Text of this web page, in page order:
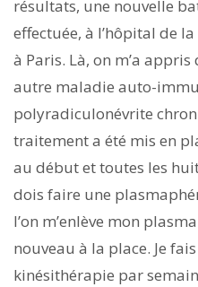
résultats, une nouvelle
effectuée, à l’hôpital de
à Paris. Là, on m’a
autre maladie auto-
polyradiculonévrite
traitement a été mis en
au début et toutes les
dois faire une
l’on m’enlève mon
nouveau à la place. Je
kinésithérapie par